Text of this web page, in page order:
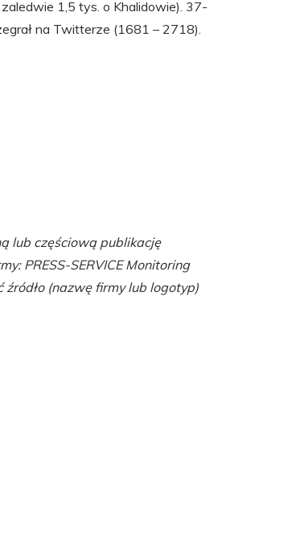
1,5 tys. o Khalidowie). 37-
na Twitterze (1681 – 2718).
lub częściową publikację
PRESS-SERVICE Monitoring
(nazwę firmy lub logotyp)